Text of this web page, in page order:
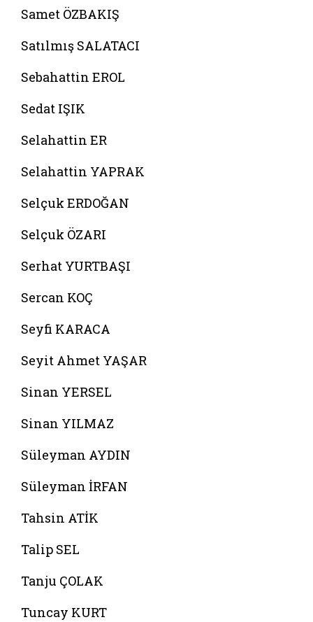
Samet ÖZBAKIŞ
Satılmış SALATACI
Sebahattin EROL
Sedat IŞIK
Selahattin ER
Selahattin YAPRAK
Selçuk ERDOĞAN
Selçuk ÖZARI
Serhat YURTBAŞI
Sercan KOÇ
Seyfi KARACA
Seyit Ahmet YAŞAR
Sinan YERSEL
Sinan YILMAZ
Süleyman AYDIN
Süleyman İRFAN
Tahsin ATİK
Talip SEL
Tanju ÇOLAK
Tuncay KURT